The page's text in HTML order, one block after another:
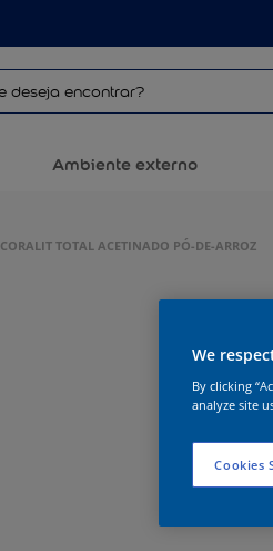
Ambiente externo
CORALIT TOTAL ACETINADO PÓ-DE-ARROZ
We
By clicking
analyze site
Cookies